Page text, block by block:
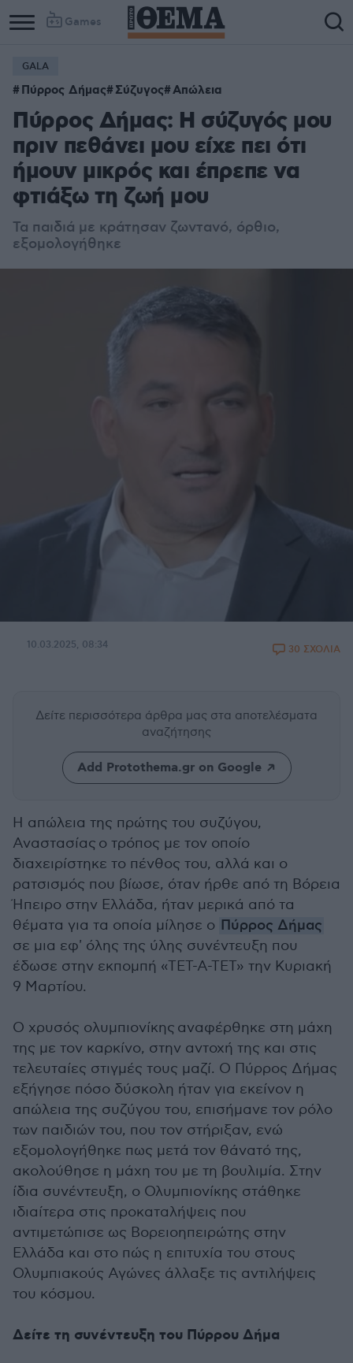
Games
Column
1
Column
2
GALA
Πύρρος Δήμας Σύζυγος Απώλεια
Πύρρος Δήμας: Η σύζυγός μου
πριν πεθάνει μου είχε πει ότι
ήμουν μικρός και έπρεπε να
φτιάξω τη ζωή μου
Τα παιδιά με κράτησαν ζωντανό, όρθιο,
εξομολογήθηκε
10.03.2025, 08:34 30 ΣΧΟΛΙΑ
Δείτε περισσότερα άρθρα μας στα αποτελέσματα
αναζήτησης
Add Protothema.gr on Google
Η απώλεια της πρώτης του συζύγου,
Αναστασίας ο τρόπος με τον οποίο
διαχειρίστηκε το πένθος του, αλλά και ο
ρατσισμός που βίωσε, όταν ήρθε από τη Βόρεια
Ήπειρο στην Ελλάδα, ήταν μερικά από τα
θέματα για τα οποία μίλησε ο Πύρρος Δήμας
σε μια εφ' όλης της ύλης συνέντευξη που
έδωσε στην εκπομπή «ΤΕΤ-Α-ΤΕΤ» την Κυριακή
9 Μαρτίου.
Ο χρυσός ολυμπιονίκης αναφέρθηκε στη μάχη
της με τον καρκίνο, στην αντοχή της και στις
τελευταίες στιγμές τους μαζί. Ο Πύρρος Δήμας
εξήγησε πόσο δύσκολη ήταν για εκείνον η
απώλεια της συζύγου του, επισήμανε τον ρόλο
των παιδιών του, που τον στήριξαν, ενώ
εξομολογήθηκε πως μετά τον θάνατό της,
ακολούθησε η μάχη του με τη βουλιμία. Στην
ίδια συνέντευξη, ο Ολυμπιονίκης στάθηκε
ιδιαίτερα στις προκαταλήψεις που
αντιμετώπισε ως Βορειοηπειρώτης στην
Ελλάδα και στο πώς η επιτυχία του στους
Ολυμπιακούς Αγώνες άλλαξε τις αντιλήψεις
του κόσμου.
Δείτε τη συνέντευξη του Πύρρου Δήμα